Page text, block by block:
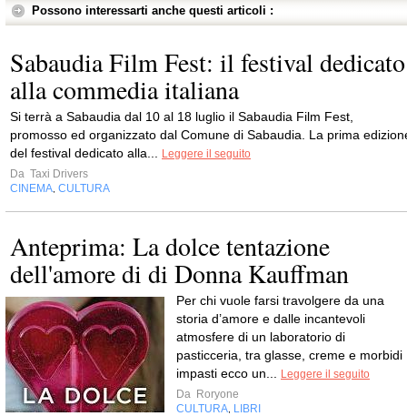
Possono interessarti anche questi articoli :
Sabaudia Film Fest: il festival dedicato
alla commedia italiana
Si terrà a Sabaudia dal 10 al 18 luglio il Sabaudia Film Fest,
promosso ed organizzato dal Comune di Sabaudia. La prima
del festival dedicato alla...
Leggere il seguito
Da Taxi Drivers
CINEMA CULTURA
Anteprima: La dolce tentazione
dell'amore di di Donna Kauffman
Per chi vuole farsi travolgere da una
storia d’amore e dalle incantevoli
atmosfere di un laboratorio di
pasticceria, tra glasse, creme e morbidi
impasti ecco un...
Leggere il seguito
Da Roryone
CULTURA LIBRI